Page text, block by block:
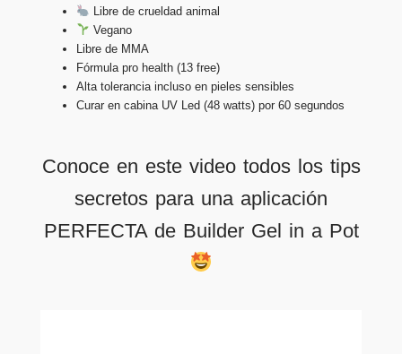
Libre de crueldad animal
Vegano
Libre de MMA
Fórmula pro health (13 free)
Alta tolerancia incluso en pieles sensibles
Curar en cabina UV Led (48 watts) por 60 segundos
Conoce en este video todos los tips
secretos para una aplicación
PERFECTA de Builder Gel in a Pot